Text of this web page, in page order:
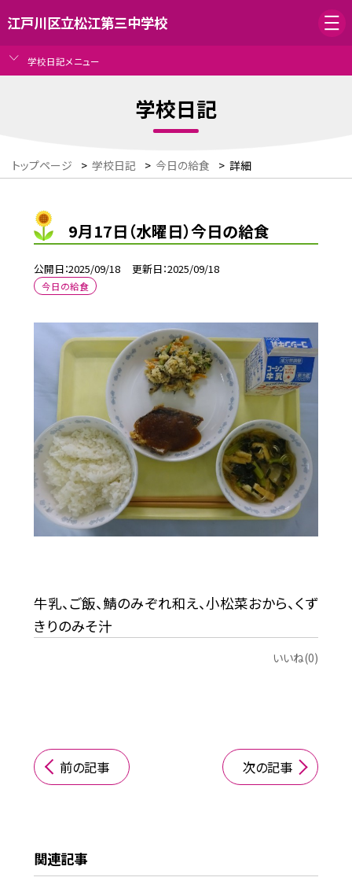
江戸川区立松江第三中学校
学校日記メニュー
学校日記
トップページ > 学校日記 > 今日の給食 > 詳細
9月17日（水曜日）今日の給食
公開日 2025/09/18 更新日 2025/09/18
今日の給食
牛乳、ご飯、鯖のみぞれ和え、小松菜おから、くず
きりのみそ汁
いいね(0)
前の記事 次の記事
関連記事